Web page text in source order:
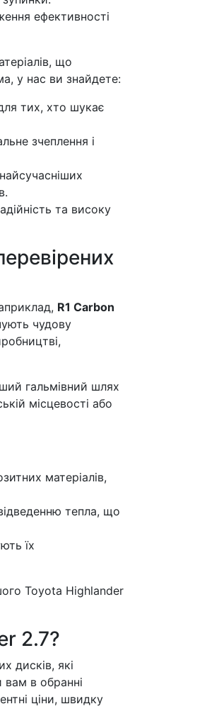
ефективності
що
у нас ви знайдете:
тих, хто шукає
зчеплення і
та високу
R1 Carbon
чудову
гальмівний шлях
місцевості або
матеріалів,
тепла, що
їх
Toyota Highlander
2.7?
дисків, які
вам в обранні
ціни, швидку